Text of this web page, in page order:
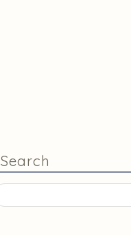
Search